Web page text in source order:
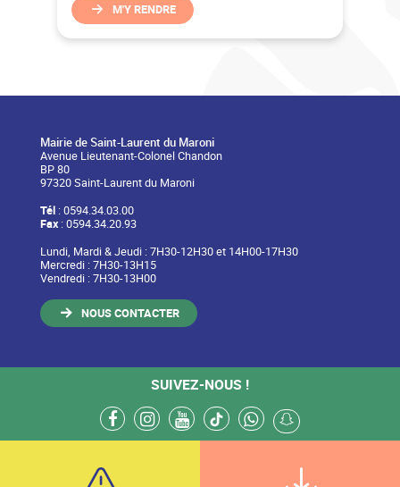
M'Y RENDRE
Mairie de Saint-Laurent du Maroni
Avenue Lieutenant-Colonel Chandon
BP 80
97320 Saint-Laurent du Maroni
Tél: 0594.34.03.00
Fax: 0594.34.20.93
Lundi, Mardi & Jeudi : 7H30-12H30 et 14H00-17H30
Mercredi : 7H30-13H15
Vendredi : 7H30-13H00
NOUS CONTACTER
SUIVEZ-NOUS !
facebookinstagram
youtube
tiktokwhatsappsnapchat